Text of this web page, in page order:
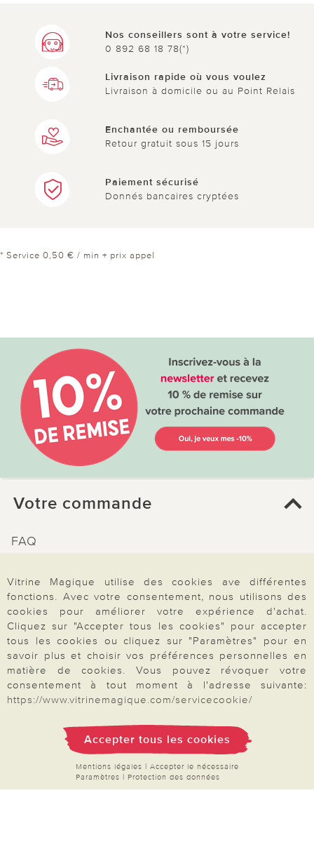
Nos conseillers sont à votre service!
0 892 68 18 78(*)
Livraison rapide où vous voulez
Livraison à domicile ou au Point Relais
Enchantée ou remboursée
Retour gratuit sous 15 jours
Paiement sécurisé
Donnés bancaires cryptées
* Service 0,50 € / min + prix appel
Votre commande
FAQ
Inscription Newsletter
Demande de catalogue
Données personnelles
Droit de rétractation
Rétractation
Paiement & Livraison
Vitrine Magique utilise des cookies ave différentes
fonctions. Avec votre consentement, nous utilisons des
cookies pour améliorer votre expérience d'achat.
Cliquez sur "Accepter tous les cookies" pour accepter
tous les cookies ou cliquez sur "Paramètres" pour en
savoir plus et choisir vos préférences personnelles en
matière de cookies. Vous pouvez révoquer votre
consentement à tout moment à l'adresse suivante:
https://www.vitrinemagique.com/servicecookie/
Accepter tous les cookies
Mentions légales | Accepter le nécessaire
Paramètres | Protection des données